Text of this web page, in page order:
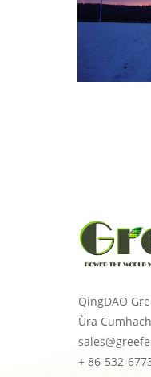
QingDAO
Ùra
+ 86-532-